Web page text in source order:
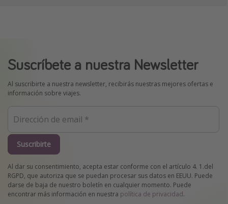
Suscríbete a nuestra Newsletter
Al suscribirte a nuestra newsletter, recibirás nuestras mejores ofertas e
información sobre viajes.
Suscribirte
Al dar su consentimiento, acepta estar conforme con el artículo 4. 1.del
RGPD, que autoriza que se puedan procesar sus datos en EEUU. Puede
darse de baja de nuestro boletín en cualquier momento. Puede
encontrar más información en nuestra política de privacidad.